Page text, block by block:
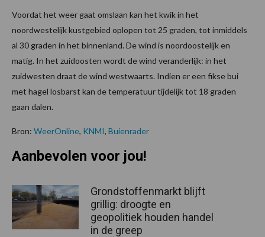
Voordat het weer gaat omslaan kan het kwik in het
noordwestelijk kustgebied oplopen tot 25 graden, tot inmiddels
al 30 graden in het binnenland. De wind is noordoostelijk en
matig. In het zuidoosten wordt de wind veranderlijk: in het
zuidwesten draat de wind westwaarts. Indien er een fikse bui
met hagel losbarst kan de temperatuur tijdelijk tot 18 graden
gaan dalen.
Bron: WeerOnline, KNMI, Buienrader
Aanbevolen voor jou!
Grondstoffenmarkt blijft
grillig: droogte en
geopolitiek houden handel
in de greep